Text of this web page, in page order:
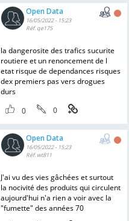
Open Data
16/05/2022 - 15:23
Réf. qe175
la dangerosite des trafics sucurite
routiere et un renoncement de l
etat risque de dependances risques
dex premiers pas vers drogues
durs
0
0
Open Data
16/05/2022 - 15:23
Réf. wt811
J'ai vu des vies gâchées et surtout
la nocivité des produits qui circulent
aujourd'hui n'a rien a voir avec la
"fumette" des années 70